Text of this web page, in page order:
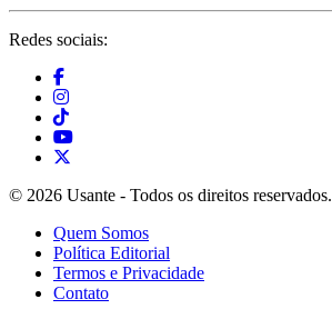
Redes sociais:
© 2026 Usante - Todos os direitos reservados.
Quem Somos
Política Editorial
Termos e Privacidade
Contato